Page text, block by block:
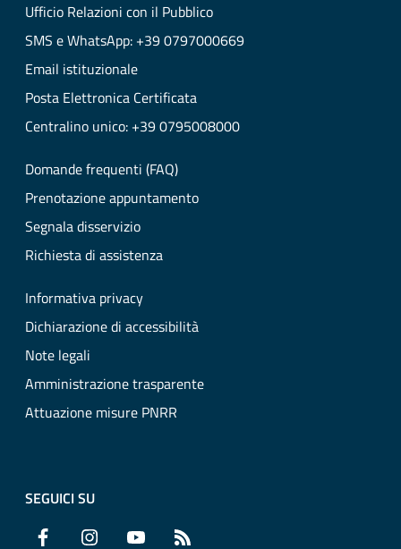
Ufficio Relazioni con il Pubblico
SMS e WhatsApp: +39 0797000669
Email istituzionale
Posta Elettronica Certificata
Centralino unico: +39 0795008000
Domande frequenti (FAQ)
Prenotazione appuntamento
Segnala disservizio
Richiesta di assistenza
Informativa privacy
Dichiarazione di accessibilità
Note legali
Amministrazione trasparente
Attuazione misure PNRR
SEGUICI SU
Facebook Instagram YouTube